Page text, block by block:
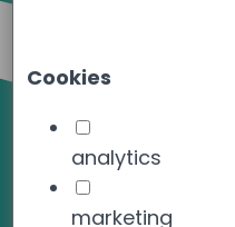
Cookies
analytics
marketing